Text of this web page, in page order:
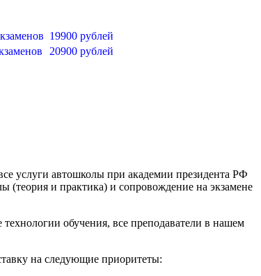
19900 рублей
20900 рублей
услуги автошколы при академии президента РФ
и практика) и сопровождение на экзамене
обучения, все преподаватели в нашем
на следующие приоритеты: